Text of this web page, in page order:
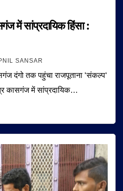
में सांप्रदायिक हिंसा :
SANSAR
दंगो तक पहुंचा राजपूताना ‘संकल्प‘
कासगंज में सांप्रदायिक…